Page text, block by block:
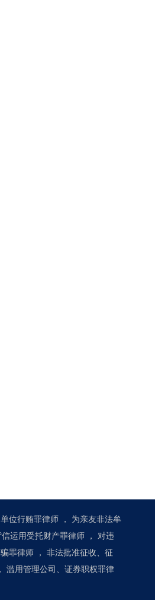
单位行贿罪律师 ，
为亲友非法牟
信运用受托财产罪律师 ，
对违
罪律师 ，
非法批准征收、征
，
滥用管理公司、证券职权罪律